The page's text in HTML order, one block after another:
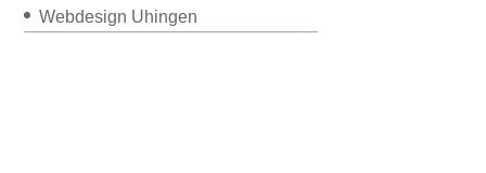
Webdesign Uhingen